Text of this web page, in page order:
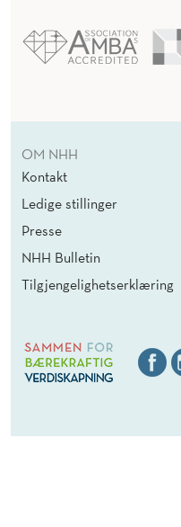
OM NHH
Kontakt
Ledige stillinger
Presse
NHH Bulletin
Tilgjengelighetserklæring